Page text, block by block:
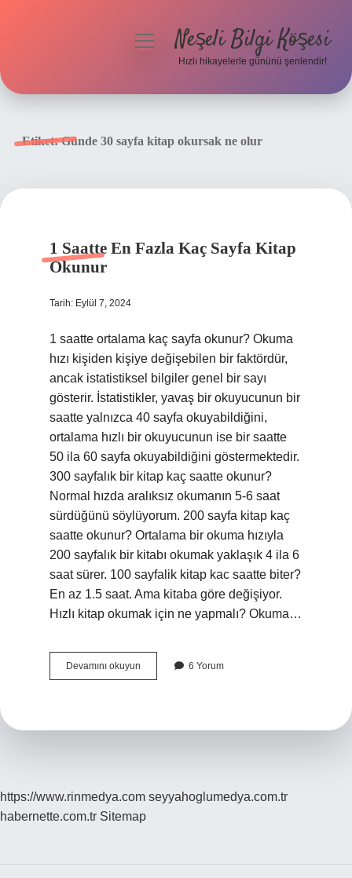
menüyüNeşeli Bilgi Köşesi
Hızlı hikayelerle gününü şenlendir!
Etiket:Günde 30 sayfa kitap okursak ne olur
1 Saatte En Fazla Kaç Sayfa Kitap
Okunur
Tarih: Eylül 7, 2024
1 saatte ortalama kaç sayfa okunur? Okuma
hızı kişiden kişiye değişebilen bir faktördür,
ancak istatistiksel bilgiler genel bir sayı
gösterir. İstatistikler, yavaş bir okuyucunun bir
saatte yalnızca 40 sayfa okuyabildiğini,
ortalama hızlı bir okuyucunun ise bir saatte
50 ila 60 sayfa okuyabildiğini göstermektedir.
300 sayfalık bir kitap kaç saatte okunur?
Normal hızda aralıksız okumanın 5-6 saat
sürdüğünü söylüyorum. 200 sayfa kitap kaç
saatte okunur? Ortalama bir okuma hızıyla
200 sayfalık bir kitabı okumak yaklaşık 4 ila 6
saat sürer. 100 sayfalik kitap kac saatte biter?
En az 1.5 saat. Ama kitaba göre değişiyor.
Hızlı kitap okumak için ne yapmalı? Okuma…
Devamını okuyun
Saatte
6 Yorum
https://www.rinmedya.com seyyahoglumedya.com.tr
habernette.com.tr Sitemap